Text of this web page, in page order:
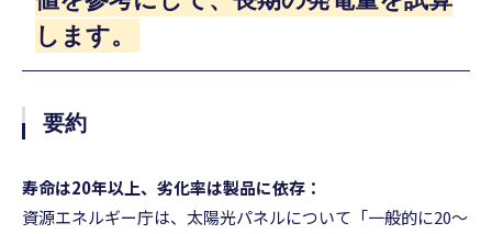
します。
要約
寿命は20年以上、劣化率は製品に依存：
資源エネルギー庁は、太陽光パネルについて「一般的に20～